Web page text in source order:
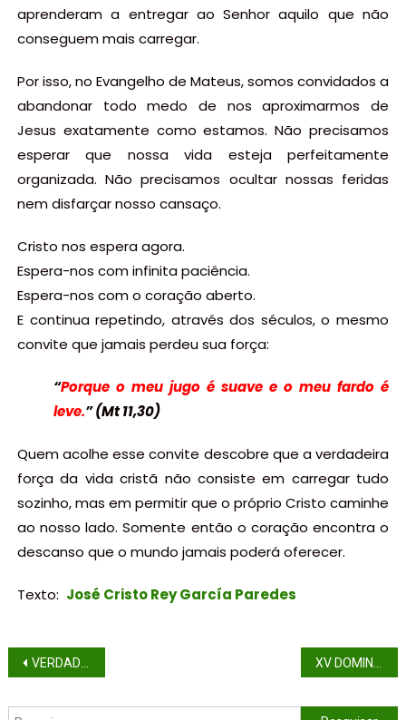
aprenderam a entregar ao Senhor aquilo que não
conseguem mais carregar.
Por isso, no Evangelho de Mateus, somos convidados a
abandonar todo medo de nos aproximarmos de
Jesus exatamente como estamos. Não precisamos
esperar que nossa vida esteja perfeitamente
organizada. Não precisamos ocultar nossas feridas
nem disfarçar nosso cansaço.
Cristo nos espera agora.
Espera-nos com infinita paciência.
Espera-nos com o coração aberto.
E continua repetindo, através dos séculos, o mesmo
convite que jamais perdeu sua força:
“Porque o meu jugo é suave e o meu fardo é
leve.” (Mt 11,30)
Quem acolhe esse convite descobre que a verdadeira
força da vida cristã não consiste em carregar tudo
sozinho, mas em permitir que o próprio Cristo caminhe
ao nosso lado. Somente então o coração encontra o
descanso que o mundo jamais poderá oferecer.
Texto: José Cristo Rey García Paredes
VERDADE, COMUNICAÇÃO E DEMOCRACIA NA ERA DA INTELIGÊNCIA ARTIFICIAL